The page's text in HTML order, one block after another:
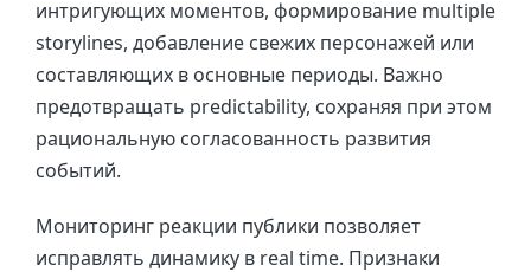
интригующих моментов, формирование multiple
storylines, добавление свежих персонажей или
составляющих в основные периоды. Важно
предотвращать predictability, сохраняя при этом
рациональную согласованность развития
событий.
Мониторинг реакции публики позволяет
исправлять динамику в real time. Признаки